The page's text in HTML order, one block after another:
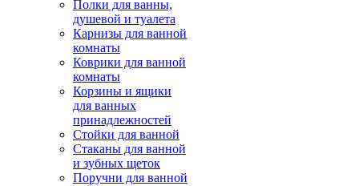
Полки для ванны,
душевой и туалета
Карнизы для ванной
комнаты
Коврики для ванной
комнаты
Корзины и ящики
для ванных
принадлежностей
Стойки для ванной
Стаканы для ванной
и зубных щеток
Поручни для ванной